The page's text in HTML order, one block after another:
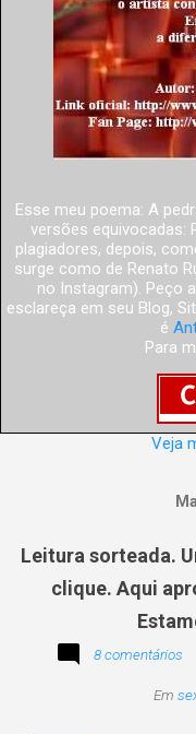
Esse meu poema: A
versões equivocadas:
plagiadores, depois,
surge como de Renato
no Instagram). Peço
esclareça em seu Blog,
é
Para
Veja
Leitura sorteada.
clique. Aqui
8 comentários
Em